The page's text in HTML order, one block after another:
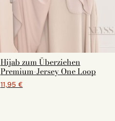
Hijab zum Überziehen
Premium-Jersey One Loop
11,95 €